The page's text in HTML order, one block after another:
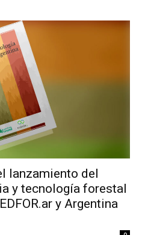
lanzamiento del
y tecnología forestal
y Argentina